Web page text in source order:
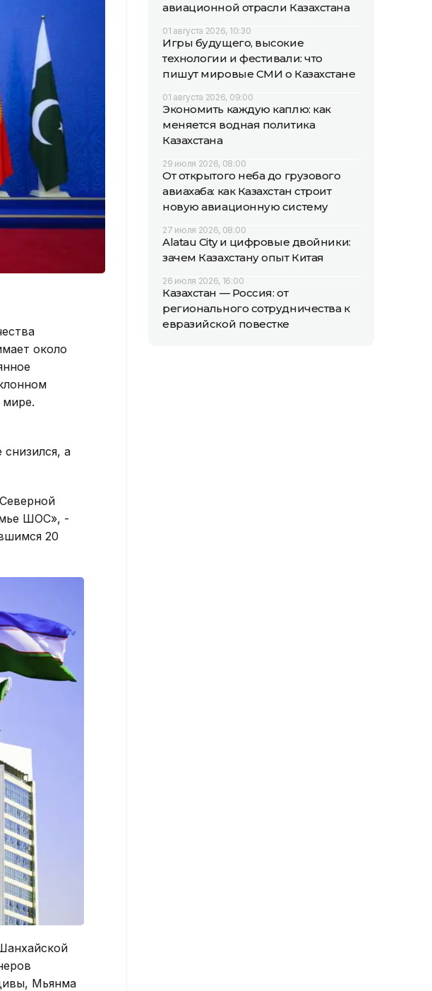
около
а
ШОС», -
20
Мьянма
авиационной отрасли Казахстана
01 августа 2026, 10:30
Игры будущего, высокие
технологии и фестивали: что
пишут мировые СМИ о Казахстане
01 августа 2026, 09:00
Экономить каждую каплю: как
меняется водная политика
Казахстана
29 июля 2026, 08:00
От открытого неба до грузового
авиахаба: как Казахстан строит
новую авиационную систему
27 июля 2026, 08:00
Alatau City и цифровые двойники:
зачем Казахстану опыт Китая
26 июля 2026, 16:00
Казахстан — Россия: от
регионального сотрудничества к
евразийской повестке